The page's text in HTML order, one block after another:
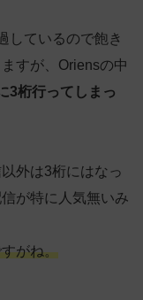
しているので飽き
すが、Oriensの中
3桁行ってしまっ
外は3桁にはなっ
が特に人気無いみ
がね。